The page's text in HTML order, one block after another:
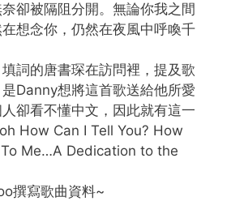
卻被隔阻分開。無論你我之間
想念你，仍然在夜風中呼喚千
詞的唐書琛在訪問裡，提及歌
Danny想將這首歌送給他所愛
卻看不懂中文，因此就有這一
How Can I Tell You? How
Me…A Dedication to the
撰寫歌曲資料~